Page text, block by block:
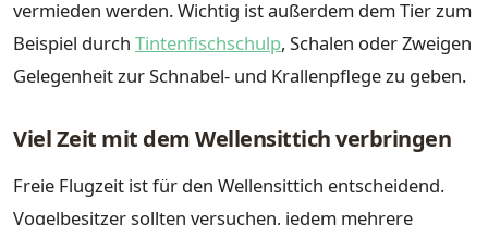
vermieden werden. Wichtig ist außerdem dem Tier zum
Beispiel durch Tintenfischschulp, Schalen oder Zweigen
Gelegenheit zur Schnabel- und Krallenpflege zu geben.
Viel Zeit mit dem Wellensittich verbringen
Freie Flugzeit ist für den Wellensittich entscheidend.
Vogelbesitzer sollten versuchen, jedem mehrere